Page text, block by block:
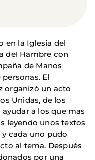
en la Iglesia del
del Hambre con
de Manos
El
organizó un acto
Unidas, de los
a los que mas
leyendo unos textos
cada uno pudo
al tema. Después
por una